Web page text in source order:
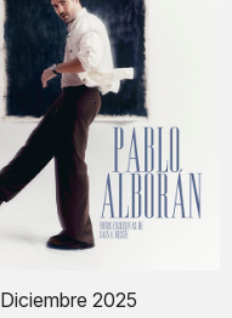
Diciembre 2025